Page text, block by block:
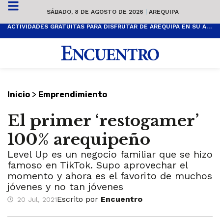
SÁBADO, 8 DE AGOSTO DE 2026 | AREQUIPA
ACTIVIDADES GRATUITAS PARA DISFRUTAR DE AREQUIPA EN SU ANIVERSARIO
Inicio > Emprendimiento
El primer ‘restogamer’
100% arequipeño
Level Up es un negocio familiar que se hizo
famoso en TikTok. Supo aprovechar el
momento y ahora es el favorito de muchos
jóvenes y no tan jóvenes
20 Jul, 2021Escrito por Encuentro